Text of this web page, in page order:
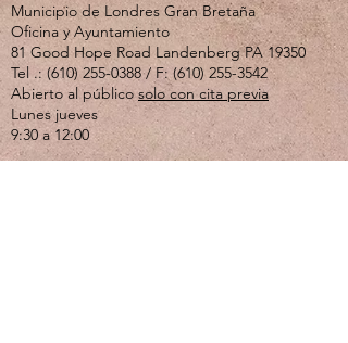
Municipio de Londres Gran Bretaña
Oficina y Ayuntamiento
81 Good Hope Road Landenberg PA 19350
Tel .:(610) 255-0388/ F: (610) 255-3542
Abierto al público solo con cita previa
Lunes jueves
9:30 a 12:00